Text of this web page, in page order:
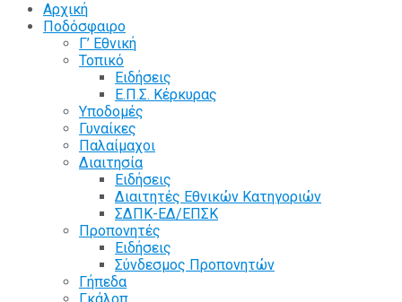
Αρχική
Ποδόσφαιρο
Γ’ Εθνική
Τοπικό
Ειδήσεις
Ε.Π.Σ. Κέρκυρας
Υποδομές
Γυναίκες
Παλαίμαχοι
Διαιτησία
Ειδήσεις
Διαιτητές Εθνικών Κατηγοριών
ΣΔΠΚ-ΕΔ/ΕΠΣΚ
Προπονητές
Ειδήσεις
Σύνδεσμος Προπονητών
Γήπεδα